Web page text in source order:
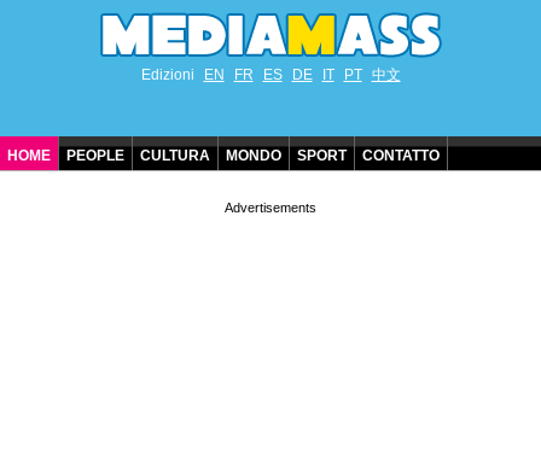
Edizioni EN FR ES DE IT PT 中文
HOME PEOPLE CULTURA MONDO SPORT CONTATTO